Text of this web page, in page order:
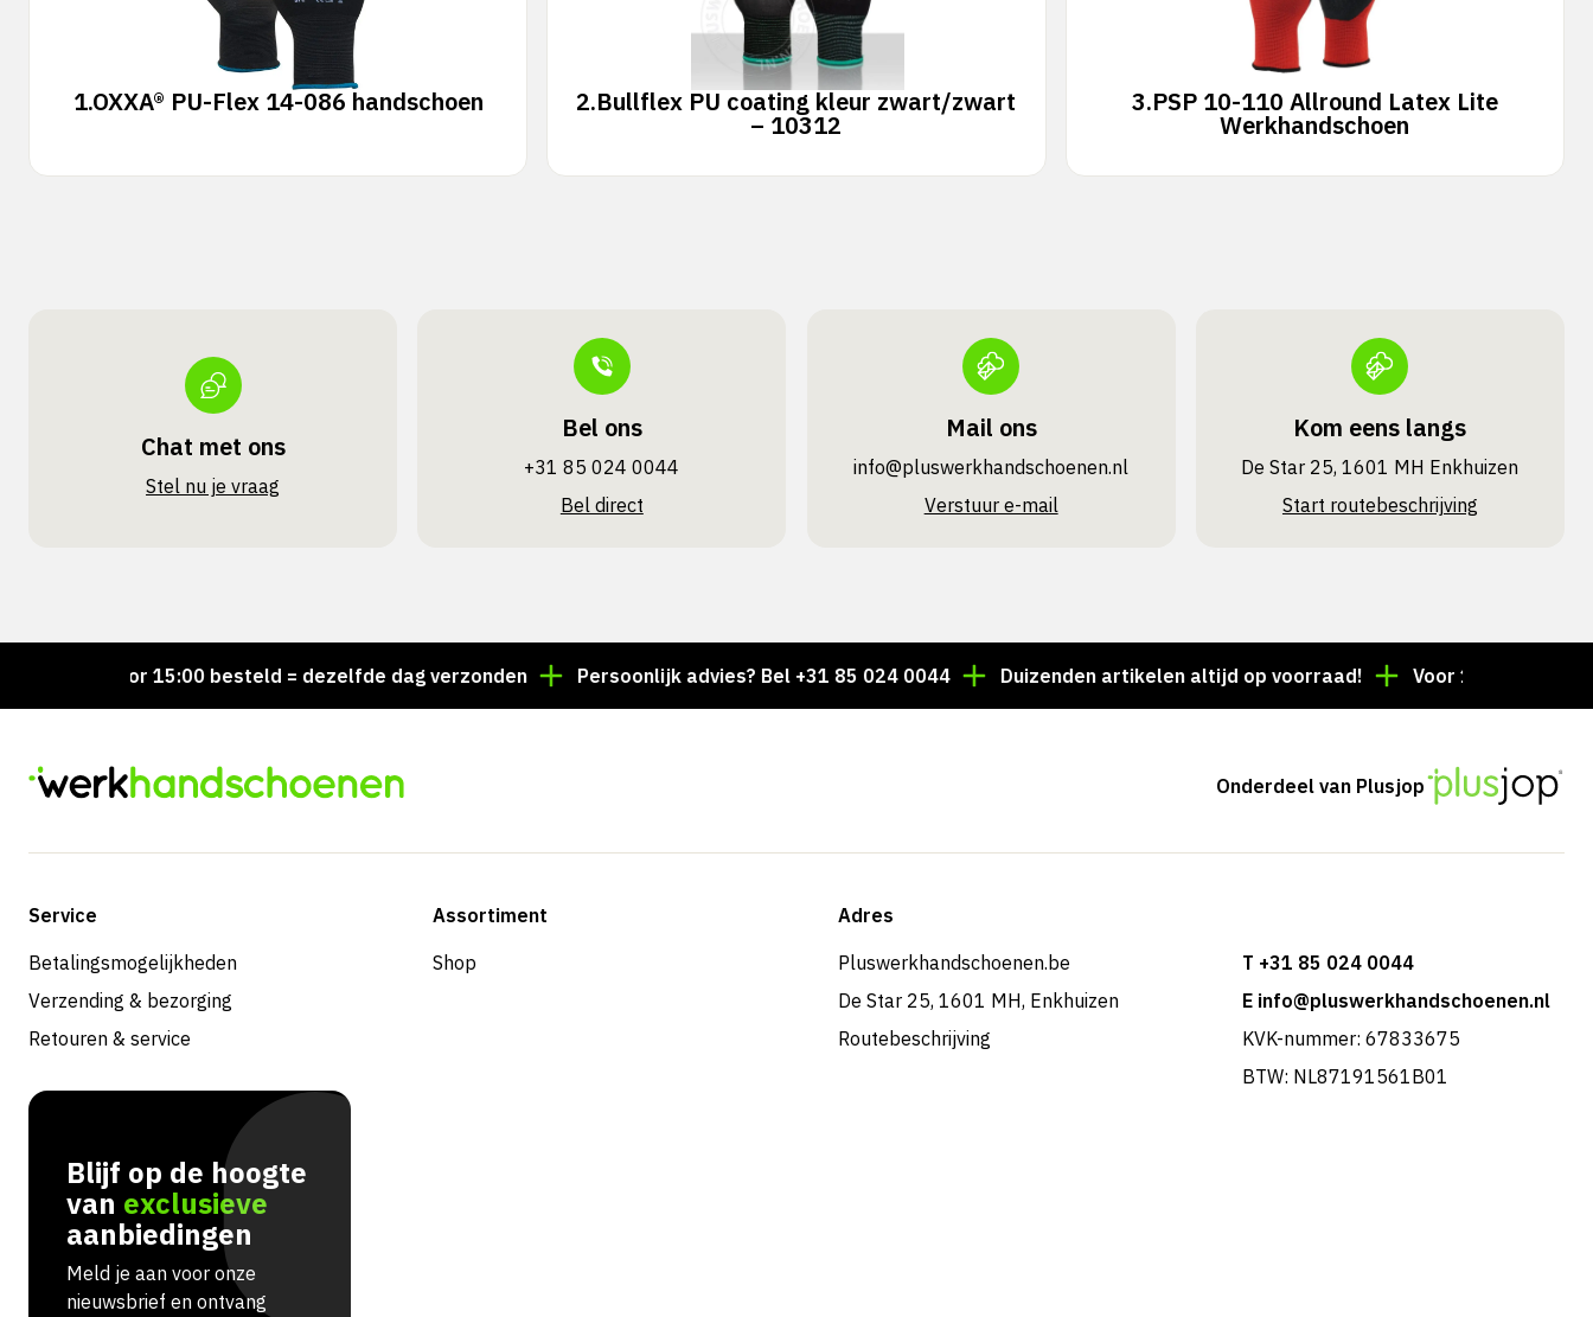
1.OXXA® PU-Flex 14-086 handschoen 2.Bullflex PU coating kleur zwart/zwart
– 10312
3.PSP 10-110 Allround Latex Lite
Werkhandschoen
Chat met ons
Stel nu je vraag
Bel ons
+31 85 024 0044
Bel direct
Mail ons
info@pluswerk­handschoenen.nl
Verstuur e-mail
Kom eens langs
De Star 25, 1601 MH Enkhuizen
Start routebeschrijving
Voor 15:00 besteld = dezelfde dag verzonden Persoonlijk advies? Bel +31 85 024 0044 Duizenden artikelen altijd op voorraad! Voor 15:00 besteld =
Onderdeel van Plusjop
Service
Betalingsmogelijkheden
Verzending & bezorging
Retouren & service
Assortiment
Shop
Adres
Pluswerkhandschoenen.be
De Star 25, 1601 MH, Enkhuizen
Routebeschrijving
T +31 85 024 0044
E info@pluswerkhandschoenen.nl
KVK-nummer: 67833675
BTW: NL87191561B01
Blijf op de hoogte
van exclusieve
aanbiedingen
Meld je aan voor onze
nieuwsbrief en ontvang